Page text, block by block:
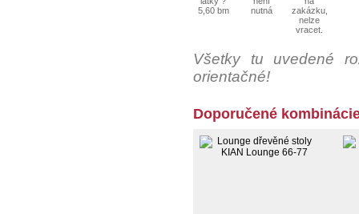
5,60 bm
Všetky tu uvedené
orientačné!
Doporučené